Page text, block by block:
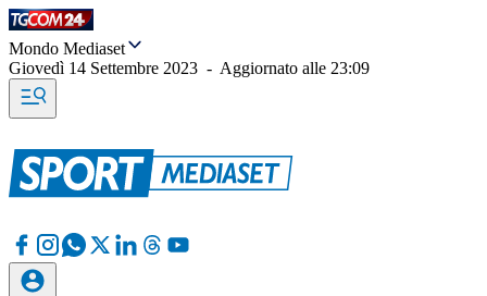
Mondo Mediaset
Giovedì 14 Settembre 2023 - Aggiornato alle 23:09